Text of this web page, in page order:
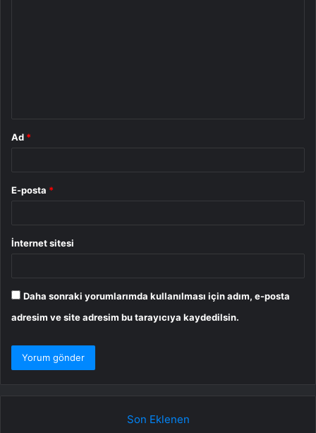
Ad *
E-posta *
İnternet sitesi
Daha sonraki yorumlarımda kullanılması için adım, e-posta
adresim ve site adresim bu tarayıcıya kaydedilsin.
Son Eklenen